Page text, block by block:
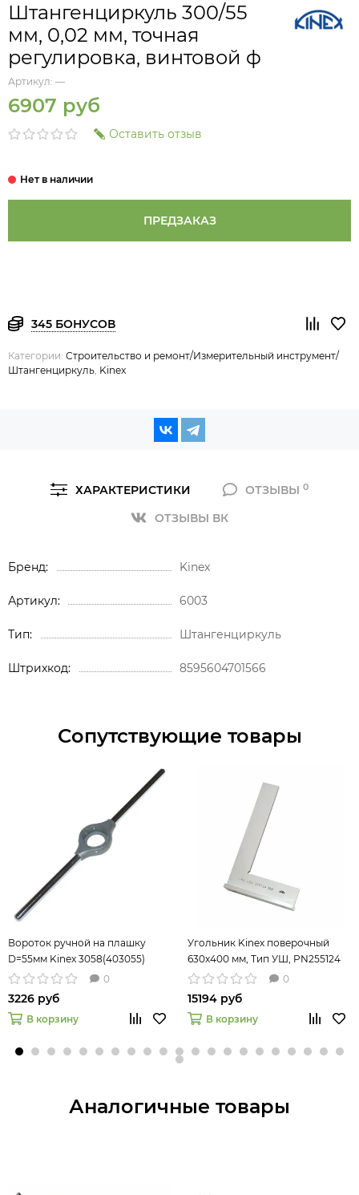
Штангенциркуль 300/55
мм, 0,02 мм, точная
регулировка, винтовой ф
Артикул: —
6907 руб
Оставить отзыв
ПРЕДЗАКАЗ
345 БОНУСОВ
Категории: Строительство и ремонт/Измерительный инструмент/
Штангенциркуль Kinex
ХАРАКТЕРИСТИКИ ОТЗЫВЫ0
ОТЗЫВЫ ВК
Бренд Kinex
Артикул 6003
Тип Штангенциркуль
Штрихкод 8595604701566
Сопутствующие товары
Вороток ручной на плашку
D=55мм Kinex 3058(403055)
0
3226 руб
В корзину
Угольник Kinex поверочный
630х400 мм, Тип УШ, PN255124
4024
0
15194 руб
В корзину
Аналогичные товары